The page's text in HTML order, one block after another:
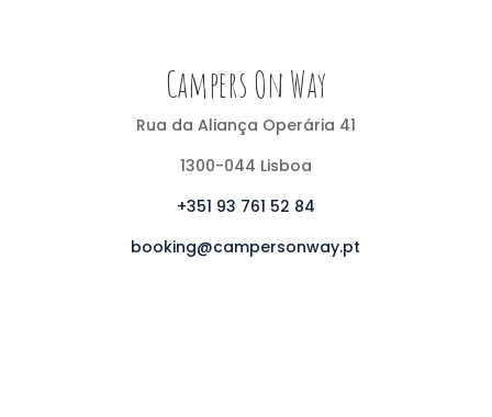
Campers On Way
Rua da Aliança Operária 41
1300-044 Lisboa
+351 93 761 52 84
booking@campersonway.pt